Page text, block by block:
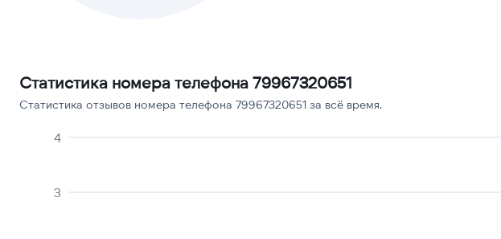
Статистика номера телефона 79967320651
Статистика отзывов номера телефона 79967320651 за всё время.
3
4